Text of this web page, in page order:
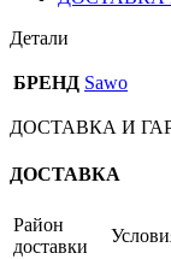
Детали
БРЕНД Sawo
ДОСТАВКА И
ДОСТАВКА
Район
доставки